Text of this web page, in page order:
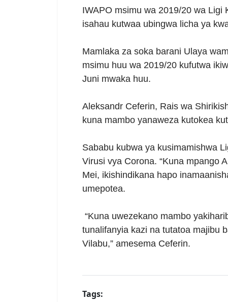
IWAPO msimu wa 2019/20 wa Ligi
isahau kutwaa ubingwa licha ya
Mamlaka za soka barani Ulaya
msimu huu wa 2019/20 kufutwa
Juni mwaka huu.
Aleksandr Ceferin, Rais wa
kuna mambo yanaweza kutokea
Sababu kubwa ya kusimamishwa
Virusi vya Corona. “Kuna mpango
Mei, ikishindikana hapo
umepotea.
“Kuna uwezekano mambo
tunalifanyia kazi na tutatoa majibu
Vilabu,” amesema Ceferin.
Tags: